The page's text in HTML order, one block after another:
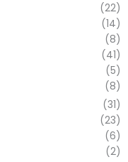
(22)
(14)
(8)
(41)
(5)
(8)
(31)
(23)
(6)
(2)